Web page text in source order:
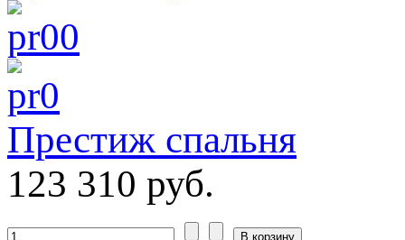
Престиж спальня
123 310 руб.